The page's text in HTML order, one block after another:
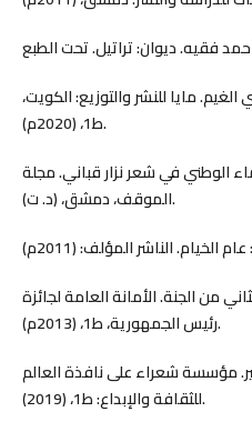
مايا للنشر والتوزيع: الكويت،
ط1، (2020م).
الوطني في شعر نزار قباني. مجلة
الموقف، دمشق، (د. ت).
من الجنة. الأمانة العامة لجائزة
رئيس الجمهورية، ط1، (2013م).
مؤسسة شعراء على نافذة العالم
للثقافة والإبداع: ط1، (2019).